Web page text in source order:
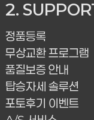
2.
정품등록
무상교환 프로그램
품질보증 안내
탑승자세 솔루션
포토후기 이벤트